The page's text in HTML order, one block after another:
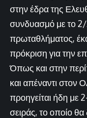
στην έδρα της
συνδυασμό με το 2/
πρωταθλήματος,
πρόκριση για την
Όπως και στην
και απέναντι στον
προηγείται ήδη με
σειράς, το οποίο